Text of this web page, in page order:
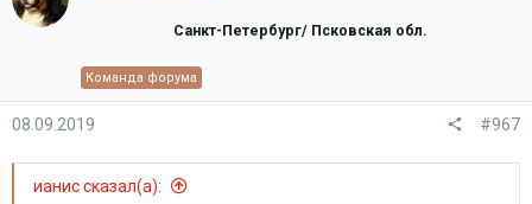
Санкт-Петербург/ Псковская обл.
Команда форума
08.09.2019 #967
ианис сказал(а):